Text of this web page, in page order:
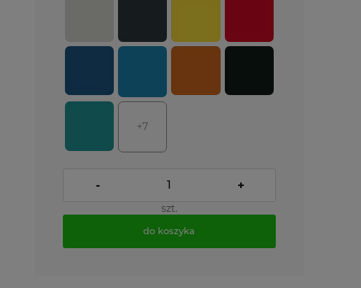
+7
- +
szt.
do koszyka